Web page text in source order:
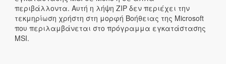
περιβάλλοντα. Αυτή η λήψη ZIP δεν περιέχει την
τεκμηρίωση χρήστη στη μορφή Βοήθειας της Microsoft
που περιλαμβάνεται στο πρόγραμμα εγκατάστασης
MSI.